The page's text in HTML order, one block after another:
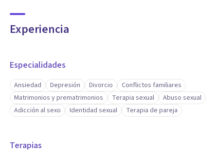
Experiencia
Especialidades
Ansiedad Depresión Divorcio
Conflictos familiares
Matrimonios y prematrimonios
Terapia sexual
Abuso sexual
Adicción al sexo
Identidad sexual Terapia de pareja
Terapias